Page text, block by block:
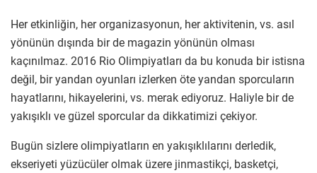
Her etkinliğin, her organizasyonun, her aktivitenin, vs. asıl
yönünün dışında bir de magazin yönünün olması
kaçınılmaz. 2016 Rio Olimpiyatları da bu konuda bir istisna
değil, bir yandan oyunları izlerken öte yandan sporcuların
hayatlarını, hikayelerini, vs. merak ediyoruz. Haliyle bir de
yakışıklı ve güzel sporcular da dikkatimizi çekiyor.
Bugün sizlere olimpiyatların en yakışıklılarını derledik,
ekseriyeti yüzücüler olmak üzere jinmastikçi, basketçi,